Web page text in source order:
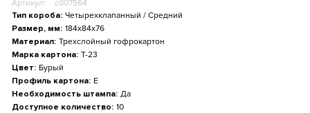
Артикул:
c007564
Тип короба: Четырехклапанный / Средний
Размер, мм: 184x84x76
Материал: Трехслойный гофрокартон
Марка картона: Т-23
Цвет: Бурый
Профиль картона: E
Необходимость штампа: Да
Доступное количество: 10